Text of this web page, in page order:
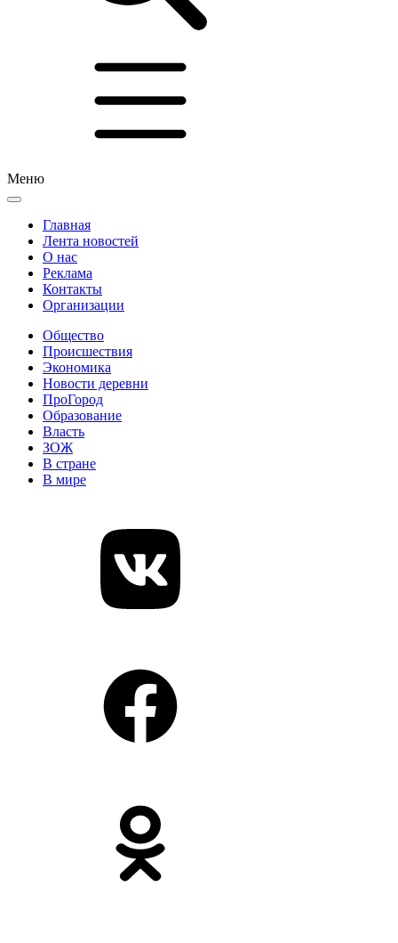
Меню
Главная
Лента новостей
О нас
Реклама
Контакты
Организации
Общество
Происшествия
Экономика
Новости деревни
ПроГород
Образование
Власть
ЗОЖ
В стране
В мире